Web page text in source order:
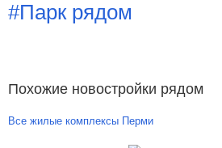
#Парк рядом
Похожие новостройки рядом
Все жилые комплексы Перми